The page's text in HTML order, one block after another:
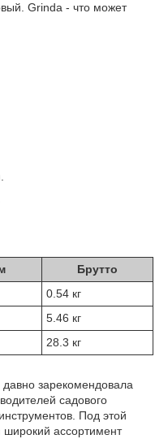
Grinda - что может
Брутто
0.54 кг
5.46 кг
28.3 кг
зарекомендовала
садового
Под этой
широкий ассортимент